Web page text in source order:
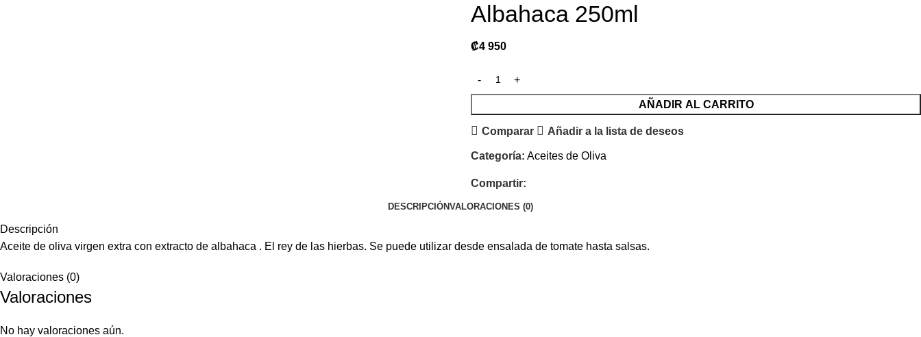
Albahaca 250ml
₡4 950
AÑADIR AL CARRITO
Comparar Añadir a la lista de deseos
Categoría: Aceites de Oliva
Compartir:
DESCRIPCIÓNVALORACIONES (0)
Descripción
Aceite de oliva virgen extra con extracto de albahaca . El rey de las hierbas. Se puede utilizar desde ensalada de tomate hasta salsas.
Valoraciones (0)
Valoraciones
No hay valoraciones aún.